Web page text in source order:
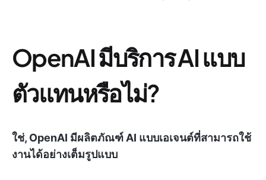
OpenAI มีบริการ AI แบบ
ตัวแทนหรือไม่?
ใช่, OpenAI มีผลิตภัณฑ์ AI แบบเอเจนต์ที่สามารถใช้
งานได้อย่างเต็มรูปแบบ